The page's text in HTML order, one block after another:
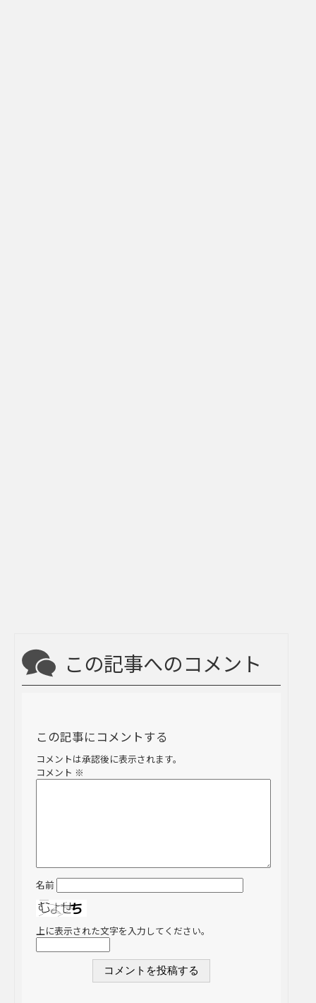
この記事へのコメント
この記事にコメントする
コメントは承認後に表示されます。
コメント ※
名前
上に表示された文字を入力してください。